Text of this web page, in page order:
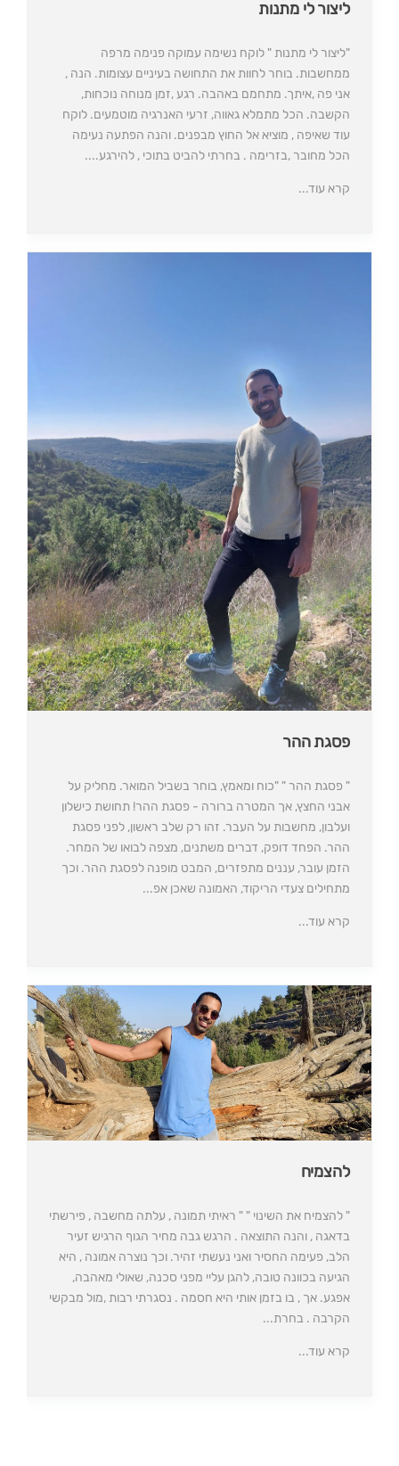
ליצור לי מתנות
"ליצור לי מתנות " לוקח נשימה עמוקה פנימה מרפה
ממחשבות. בוחר לחוות את התחושה בעיניים עצומות. הנה ,
אני פה ,איתך. מתחמם באהבה. רגע ,זמן מנוחה נוכחות,
הקשבה. הכל מתמלא גאווה, זרעי האנרגיה מוטמעים. לוקח
עוד שאיפה , מוציא אל החוץ מבפנים. והנה הפתעה נעימה
הכל מחובר ,בזרימה . בחרתי להביט בתוכי , להירגע....
קרא עוד...
פסגת ההר
" פסגת ההר " "כוח ומאמץ, בוחר בשביל המואר. מחליק על
אבני החצץ, אך המטרה ברורה - פסגת ההר! תחושת כישלון
ועלבון, מחשבות על העבר. זהו רק שלב ראשון, לפני פסגת
ההר. הפחד דופק, דברים משתנים, מצפה לבואו של המחר.
הזמן עובר, עננים מתפזרים, המבט מופנה לפסגת ההר. וכך
מתחילים צעדי הריקוד, האמונה שאכן אפ...
קרא עוד...
להצמיח
" להצמיח את השינוי " " ראיתי תמונה , עלתה מחשבה , פירשתי
בדאגה , והנה התוצאה . הרגש גבה מחיר הגוף הרגיש זעיר
הלב, פעימה החסיר ואני נעשתי זהיר. וכך נוצרה אמונה , היא
הגיעה בכוונה טובה, להגן עליי מפני סכנה, שאולי מאהבה,
אפגע. אך , בו בזמן אותי היא חסמה . נסגרתי רבות ,מול מבקשי
הקרבה . בחרת...
קרא עוד...